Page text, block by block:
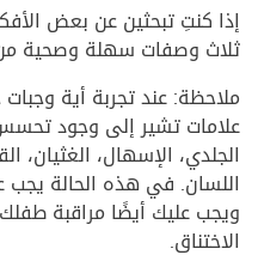
إذا كنتِ تبحثين عن بعض
ثلاث وصفات سهلة وصحية
ملاحظة: عند تجربة أية
علامات تشير إلى وجود
الجلدي، الإسهال،
اللسان. في هذه الحالة يجب
ويجب عليك أيضًا مراقبة
الاختناق.